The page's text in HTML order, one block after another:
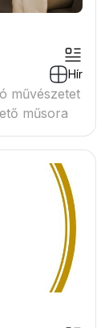
Hír
művészetet
műsora